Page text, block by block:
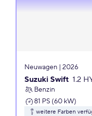
Neuwagen | 2026
Suzuki Swift 1.2
Benzin
81 PS (60 kW)
weitere Farben